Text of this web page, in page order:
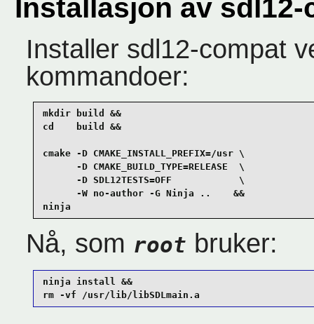
Installasjon av sdl12-
Installer sdl12-compat
kommandoer:
mkdir build &&
cd    build &&
cmake -D CMAKE_INSTALL_PREFIX=/usr \
      -D CMAKE_BUILD_TYPE=RELEASE  \
      -D SDL12TESTS=OFF            \
      -W no-author -G Ninja ..    &&
ninja
Nå, som root bruker:
ninja install &&
rm -vf /usr/lib/libSDLmain.a